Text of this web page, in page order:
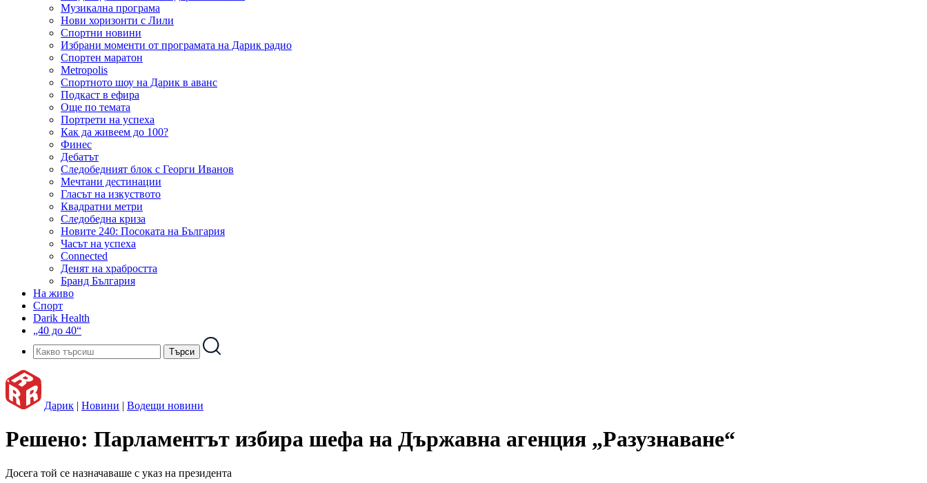
Музикална програма
Нови хоризонти с Лили
Спортни новини
Избрани моменти от програмата на Дарик радио
Спортен маратон
Metropolis
Спортното шоу на Дарик в аванс
Подкаст в ефира
Още по темата
Портрети на успеха
Как да живеем до 100?
Финес
Дебатът
Следобедният блок с Георги Иванов
Мечтани дестинации
Гласът на изкуството
Квадратни метри
Следобедна криза
Новите 240: Посоката на България
Часът на успеха
Connected
Денят на храбростта
Бранд България
На живо
Спорт
Darik Health
„40 до 40“
Дарик | Новини | Водещи новини
Решено: Парламентът избира шефа на Държавна агенция „Разузнаване“
Досега той се назначаваше с указ на президента